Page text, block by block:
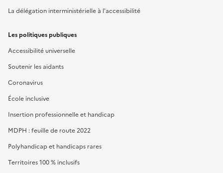
La délégation interministérielle à l'accessibilité
Les politiques publiques
Accessibilité universelle
Soutenir les aidants
Coronavirus
École inclusive
Insertion professionnelle et handicap
MDPH : feuille de route 2022
Polyhandicap et handicaps rares
Territoires 100 % inclusifs